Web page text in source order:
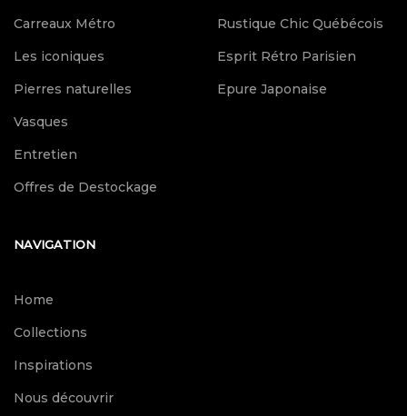
Carreaux Métro
Les iconiques
Pierres naturelles
Vasques
Entretien
Offres de Destockage
Rustique Chic Québécois
Esprit Rétro Parisien
Epure Japonaise
NAVIGATION
Home
Collections
Inspirations
Nous découvrir